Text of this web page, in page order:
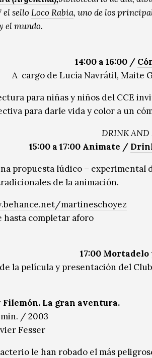
el sello Loco Rabia, uno de los
el mundo.
14:00 a 16:00 /
A cargo de Lucía Navrátil, Maite
para niñas y niños del CCE
para darle vida y color a un
DRINK AND
15:00 a 17:00 Animate /
propuesta lúdico –
de la animación.
martineschoyez
hasta completar aforo
17:00
la película y presentación del
La gran aventura.
/ 2003
Fesser
le han robado el más